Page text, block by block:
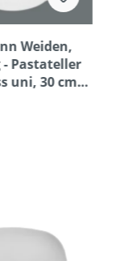
Weiden,
- Pastateller
uni, 30 cm/